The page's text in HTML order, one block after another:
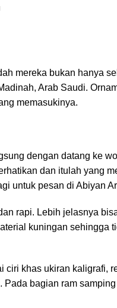
mereka bukan hanya
Arab Saudi.
memasukinya.
dengan datang ke
dan itulah yang
untuk pesan di Abiyan
rapi. Lebih jelasnya
kuningan sehingga
khas ukiran kaligrafi,
bagian ram